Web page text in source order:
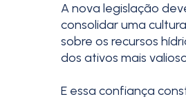
A nova legislação
consolidar uma
sobre os recursos
dos ativos mais
E essa confiança